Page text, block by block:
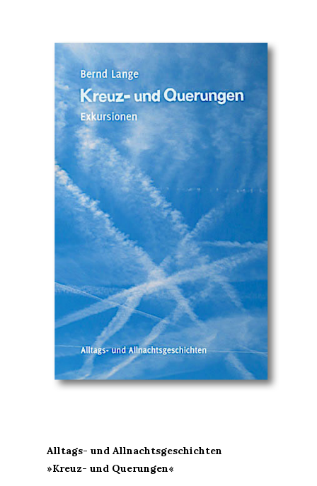
Alltags- und Allnachtsgeschichten
»Kreuz- und Querungen«